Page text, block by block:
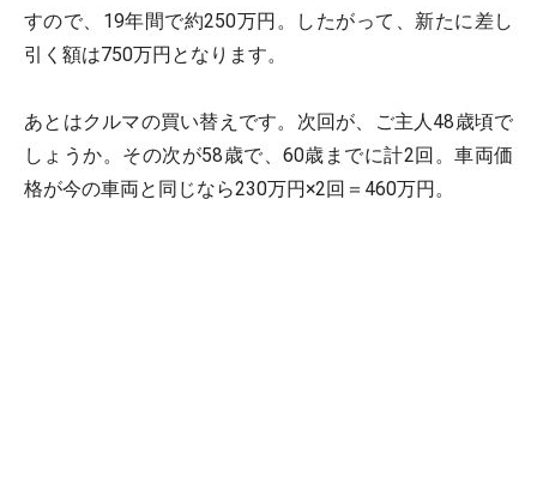
すので、19年間で約250万円。したがって、新たに差し
引く額は750万円となります。
あとはクルマの買い替えです。次回が、ご主人48歳頃で
しょうか。その次が58歳で、60歳までに計2回。車両価
格が今の車両と同じなら230万円×2回＝460万円。